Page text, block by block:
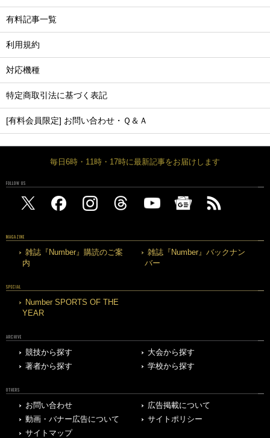
有料記事一覧
利用規約
対応機種
特定商取引法に基づく表記
[有料会員限定] お問い合わせ・Ｑ＆Ａ
毎日6時・11時・17時に最新記事をお届けします
FOLLOW US
MAGAZINE
雑誌『Number』購読のご案
内
雑誌『Number』バックナン
バー
SPECIAL
Number SPORTS OF THE
YEAR
ARCHIVE
競技から探す
大会から探す
著者から探す
学校から探す
OTHERS
お問い合わせ
広告掲載について
動画・バナー広告について
サイトポリシー
サイトマップ